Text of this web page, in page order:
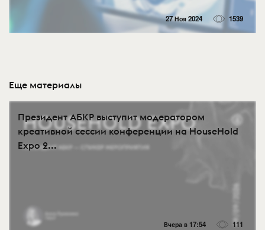
27 Ноя 2024 1539
Еще материалы
Президент АБКР выступит модератором
креативной сессии конференции на HouseHold
Expo 2...
Вчера в 17:54 111